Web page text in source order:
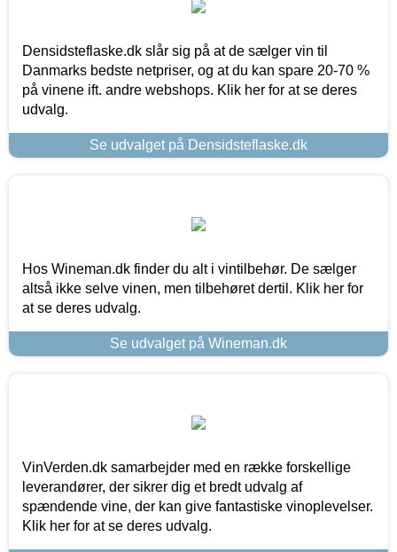
Densidsteflaske.dk slår sig på at de sælger vin til
Danmarks bedste netpriser, og at du kan spare 20-70 %
på vinene ift. andre webshops. Klik her for at se deres
udvalg.
Se udvalget på Densidsteflaske.dk
Hos Wineman.dk finder du alt i vintilbehør. De sælger
altså ikke selve vinen, men tilbehøret dertil. Klik her for
at se deres udvalg.
Se udvalget på Wineman.dk
VinVerden.dk samarbejder med en række forskellige
leverandører, der sikrer dig et bredt udvalg af
spændende vine, der kan give fantastiske vinoplevelser.
Klik her for at se deres udvalg.